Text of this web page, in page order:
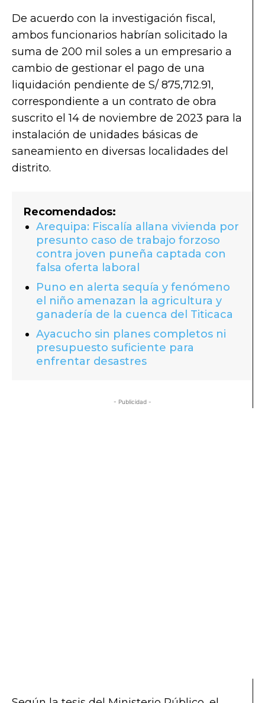
De acuerdo con la investigación fiscal,
ambos funcionarios habrían solicitado la
suma de 200 mil soles a un empresario a
cambio de gestionar el pago de una
liquidación pendiente de S/ 875,712.91,
correspondiente a un contrato de obra
suscrito el 14 de noviembre de 2023 para la
instalación de unidades básicas de
saneamiento en diversas localidades del
distrito.
Recomendados:
Arequipa: Fiscalía allana vivienda por
presunto caso de trabajo forzoso
contra joven puneña captada con
falsa oferta laboral
Puno en alerta sequía y fenómeno
el niño amenazan la agricultura y
ganadería de la cuenca del Titicaca
Ayacucho sin planes completos ni
presupuesto suficiente para
enfrentar desastres
- Publicidad -